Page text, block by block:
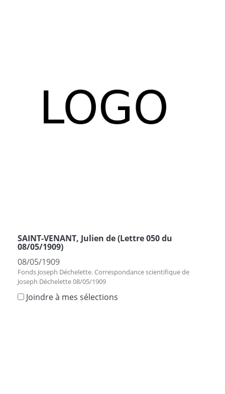
SAINT-VENANT, Julien de (Lettre 050 du
08/05/1909)
08/05/1909
Fonds Joseph Déchelette. Correspondance scientifique de
Joseph Déchelette 08/05/1909
Joindre à mes sélections